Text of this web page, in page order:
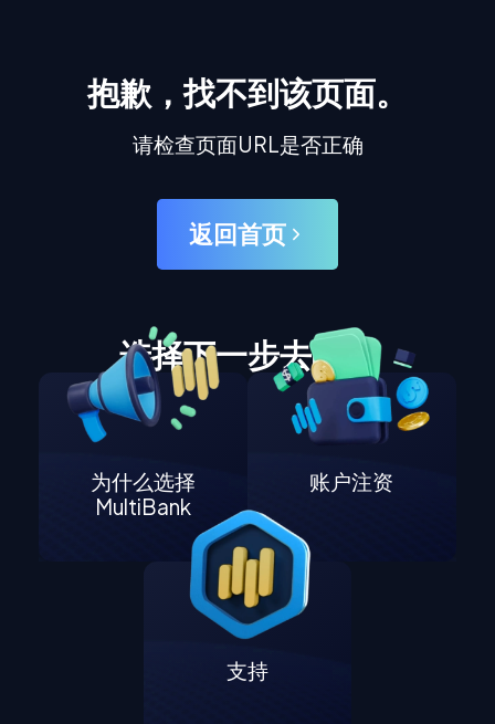
抱歉，找不到该页面。
请检查页面URL是否正确
返回首页
选择下一步去哪里
为什么选择
MultiBank
账户注资
支持